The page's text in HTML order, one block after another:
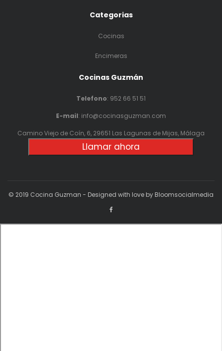
Categorias
Cocinas
Encimeras
Cocinas Guzmán
Telefono: 952 66 51 51
E-mail: info@cocinasguzman.com
Camino Viejo de Coín, 6, 29651 Las Lagunas de Mijas, Málaga
Llamar ahora
© 2019 Cocina Guzman - Designed with love by Bloomsocialmedia